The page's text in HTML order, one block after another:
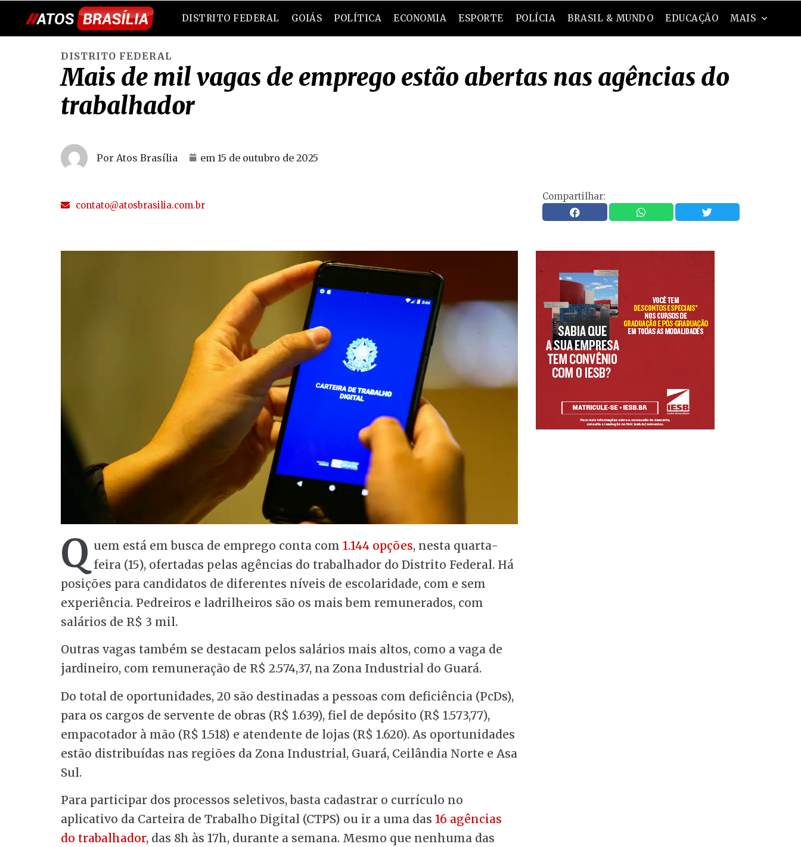
DISTRITO FEDERAL GOIÁS POLÍTICA ECONOMIA ESPORTE POLÍCIA BRASIL & MUNDO EDUCAÇÃO MAIS
DISTRITO FEDERAL
Mais de mil vagas de emprego estão abertas nas agências do
trabalhador
Por Atos Brasília em 15 de outubro de 2025
contato@atosbrasilia.com.br
Compartilhar:
Q uem está em busca de emprego conta com 1.144 opções, nesta quarta-
feira (15), ofertadas pelas agências do trabalhador do Distrito Federal. Há
posições para candidatos de diferentes níveis de escolaridade, com e sem
experiência. Pedreiros e ladrilheiros são os mais bem remunerados, com
salários de R$ 3 mil.
Outras vagas também se destacam pelos salários mais altos, como a vaga de
jardineiro, com remuneração de R$ 2.574,37, na Zona Industrial do Guará.
Do total de oportunidades, 20 são destinadas a pessoas com deficiência (PcDs),
para os cargos de servente de obras (R$ 1.639), fiel de depósito (R$ 1.573,77),
empacotador à mão (R$ 1.518) e atendente de lojas (R$ 1.620). As oportunidades
estão distribuídas nas regiões da Zona Industrial, Guará, Ceilândia Norte e Asa
Sul.
Para participar dos processos seletivos, basta cadastrar o currículo no
aplicativo da Carteira de Trabalho Digital (CTPS) ou ir a uma das 16 agências
do trabalhador, das 8h às 17h, durante a semana. Mesmo que nenhuma das